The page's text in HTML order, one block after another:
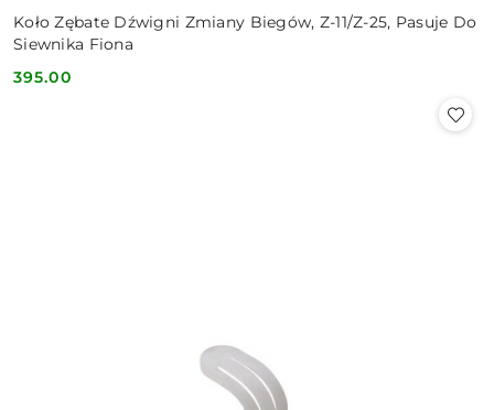
Koło Zębate Dźwigni Zmiany Biegów, Z-11/Z-25, Pasuje Do
Siewnika Fiona
Cena:
395.00